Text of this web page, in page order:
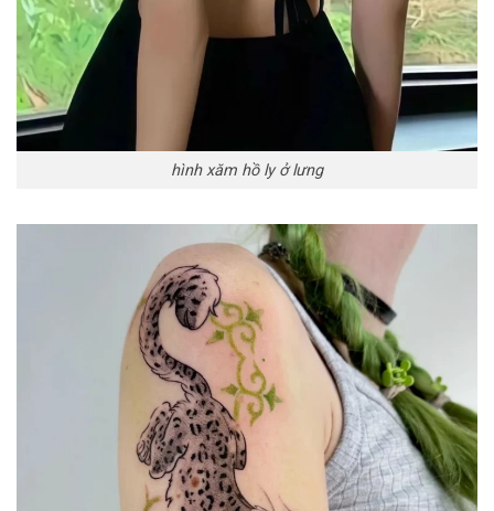
hình xăm hồ ly ở lưng